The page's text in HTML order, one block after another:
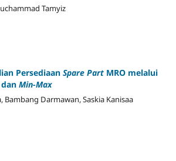
Tamyiz
Persediaan Spare PartMRO melalui
Min-Max
Bambang Darmawan, Saskia Kanisaa